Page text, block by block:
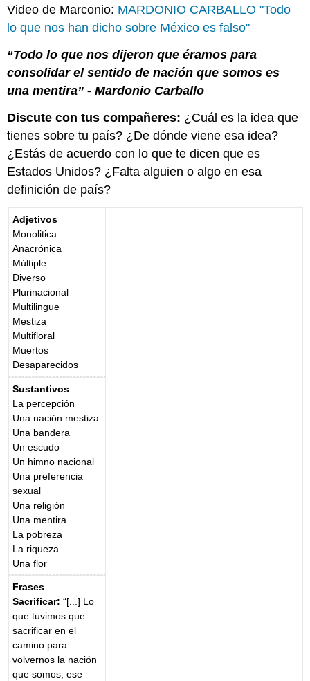
Video de Marconio: MARDONIO CARBALLO "Todo
lo que nos han dicho sobre México es falso"
“Todo lo que nos dijeron que éramos para
consolidar el sentido de nación que somos es
una mentira” - Mardonio Carballo
Discute con tus compañeres: ¿Cuál es la idea que
tienes sobre tu país? ¿De dónde viene esa idea?
¿Estás de acuerdo con lo que te dicen que es
Estados Unidos? ¿Falta alguien o algo en esa
definición de país?
Adjetivos
Monolitica
Anacrónica
Múltiple
Diverso
Plurinacional
Multilingue
Mestiza
Multifloral
Muertos
Desaparecidos
Sustantivos
La percepción
Una nación mestiza
Una bandera
Un escudo
Un himno nacional
Una preferencia
sexual
Una religión
Una mentira
La pobreza
La riqueza
Una flor
Frases
Sacrificar: “[...] Lo
que tuvimos que
sacrificar en el
camino para
volvernos la nación
que somos, ese